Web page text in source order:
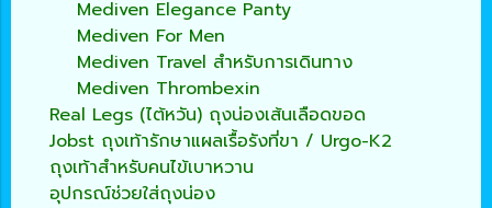
Mediven Elegance Panty
Mediven For Men
Mediven Travel สำหรับการเดินทาง
Mediven Thrombexin
Real Legs (ไต้หวัน) ถุงน่องเส้นเลือดขอด
Jobst ถุงเท้ารักษาแผลเรื้อรังที่ขา / Urgo-K2
ถุงเท้าสำหรับคนไข้เบาหวาน
อุปกรณ์ช่วยใส่ถุงน่อง